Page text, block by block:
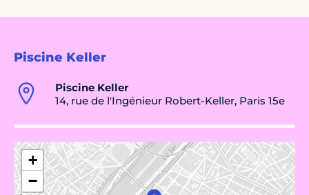
Piscine Keller
Piscine Keller
14, rue de l'Ingénieur Robert-Keller, Paris 15e
+
−